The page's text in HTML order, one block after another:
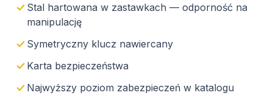
Stal hartowana w zastawkach — odporność na
manipulację
Symetryczny klucz nawiercany
Karta bezpieczeństwa
Najwyższy poziom zabezpieczeń w katalogu